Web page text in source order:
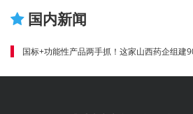
国内新闻
国标+功能性产品两手抓！这家山西药企组建